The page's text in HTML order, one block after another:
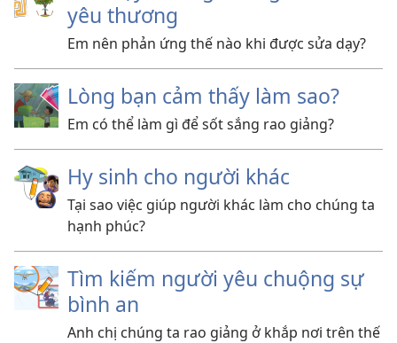
yêu thương
Em nên phản ứng thế nào khi được sửa dạy?
Lòng bạn cảm thấy làm sao?
Em có thể làm gì để sốt sắng rao giảng?
Hy sinh cho người khác
Tại sao việc giúp người khác làm cho chúng ta
hạnh phúc?
Tìm kiếm người yêu chuộng sự
bình an
Anh chị chúng ta rao giảng ở khắp nơi trên thế